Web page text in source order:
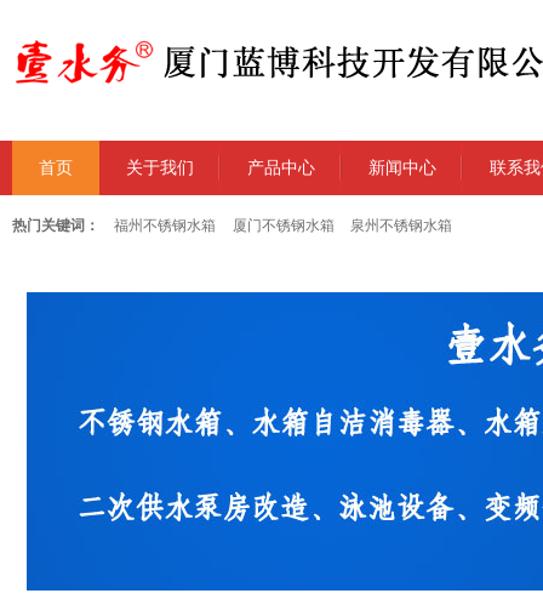
首页 关于我们 产品中心 新闻中心 联系
热门关键词： 福州不锈钢水箱 厦门不锈钢水箱 泉州不锈钢水箱